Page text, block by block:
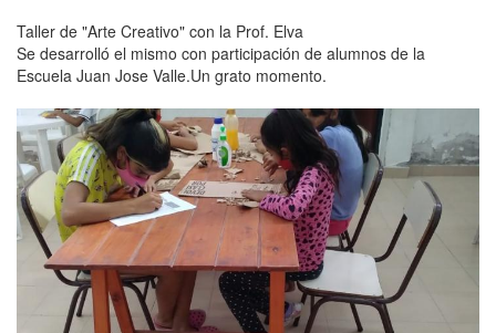
Taller de "Arte Creativo" con la Prof. Elva
Se desarrolló el mismo con participación de alumnos de la
Escuela Juan Jose Valle.Un grato momento.